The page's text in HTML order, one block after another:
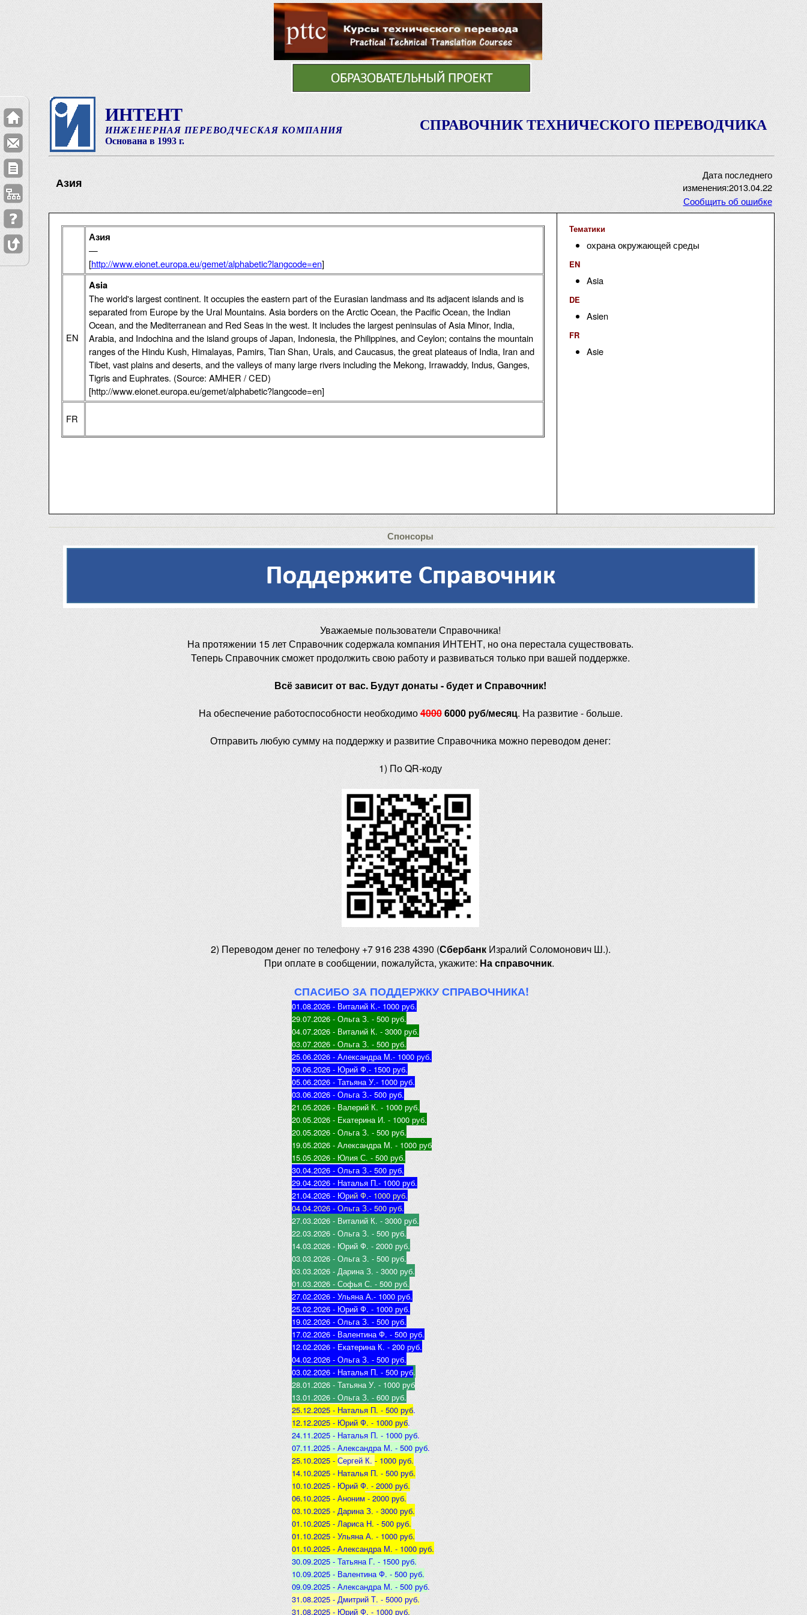
ИНТЕНТ
ИНЖЕНЕРНАЯ ПЕРЕВОДЧЕСКАЯ КОМПАНИЯ
Основана в 1993 г.
СПРАВОЧНИК ТЕХНИЧЕСКОГО ПЕРЕВОДЧИКА
Азия
Дата последнего
изменения:2013.04.22
Сообщить об ошибке
Азия
—
[http://www.eionet.europa.eu/gemet/alphabetic?langcode=en]
EN
Asia
The world's largest continent. It occupies the eastern part of the Eurasian landmass and its adjacent islands and is
separated from Europe by the Ural Mountains. Asia borders on the Arctic Ocean, the Pacific Ocean, the Indian
Ocean, and the Mediterranean and Red Seas in the west. It includes the largest peninsulas of Asia Minor, India,
Arabia, and Indochina and the island groups of Japan, Indonesia, the Philippines, and Ceylon; contains the mountain
ranges of the Hindu Kush, Himalayas, Pamirs, Tian Shan, Urals, and Caucasus, the great plateaus of India, Iran and
Tibet, vast plains and deserts, and the valleys of many large rivers including the Mekong, Irrawaddy, Indus, Ganges,
Tigris and Euphrates. (Source: AMHER / CED)
[http://www.eionet.europa.eu/gemet/alphabetic?langcode=en]
FR
Тематики
охрана окружающей среды
EN
Asia
DE
Asien
FR
Asie
Спонсоры
Уважаемые пользователи Справочника!
На протяжении 15 лет Справочник содержала компания ИНТЕНТ, но она перестала существовать.
Теперь Справочник сможет продолжить свою работу и развиваться только при вашей поддержке.
Всё зависит от вас. Будут донаты - будет и Справочник!
На обеспечение работоспособности необходимо40006000 руб/месяц. На развитие - больше.
Отправить любую сумму на поддержку и развитие Справочника можно переводом денег:
1) По QR-коду
2) Переводом денег по телефону +7 916 238 4390 (Сбербанк Изралий Соломонович Ш.).
При оплате в сообщении, пожалуйста, укажите: На справочник.
СПАСИБО ЗА ПОДДЕРЖКУ СПРАВОЧНИКА!
01.08.2026 - Виталий К.- 1000 руб.
29.07.2026 - Ольга З. - 500 руб.
04.07.2026 - Виталий К. - 3000 руб.
03.07.2026 - Ольга З. - 500 руб.
25.06.2026 - Александра М.- 1000 руб.
09.06.2026 - Юрий Ф.- 1500 руб.
05.06.2026 - Татьяна У.- 1000 руб.
03.06.2026 - Ольга З.- 500 руб.
21.05.2026 - Валерий К. - 1000 руб.
20.05.2026 - Екатерина И. - 1000 руб.
20.05.2026 - Ольга З. - 500 руб.
19.05.2026 - Александра М. - 1000 руб
15.05.2026 - Юлия С. - 500 руб.
30.04.2026 - Ольга З.- 500 руб.
29.04.2026 - Наталья П.- 1000 руб.
21.04.2026 - Юрий Ф.- 1000 руб.
04.04.2026 - Ольга З.- 500 руб.
27.03.2026 - Виталий К. - 3000 руб.
22.03.2026 - Ольга З. - 500 руб.
14.03.2026 - Юрий Ф. - 2000 руб.
03.03.2026 - Ольга З. - 500 руб.
03.03.2026 - Дарина З. - 3000 руб.
01.03.2026 - Софья С. - 500 руб.
27.02.2026 - Ульяна А.- 1000 руб.
25.02.2026 - Юрий Ф. - 1000 руб.
19.02.2026 - Ольга З. - 500 руб.
17.02.2026 - Валентина Ф. - 500 руб.
12.02.2026 - Екатерина К. - 200 руб.
04.02.2026 - Ольга З. - 500 руб.
03.02.2026 - Наталья П. - 500 руб.
28.01.2026 - Татьяна У. - 1000 руб
13.01.2026 - ОльгаЗ. - 600 руб.
25.12.2025 - Наталья П. - 500 руб.
12.12.2025 - Юрий Ф. - 1000 руб.
24.11.2025 - Наталья П. - 1000 руб.
07.11.2025 - Александра М. - 500 руб.
25.10.2025 - Сергей К. - 1000 руб.
14.10.2025 - Наталья П. - 500 руб.
10.10.2025 - Юрий Ф. - 2000 руб.
06.10.2025 - Аноним - 2000 руб.
03.10.2025 - Дарина З. - 3000 руб.
01.10.2025 - Лариса Н. - 500 руб.
01.10.2025 - Ульяна А. - 1000 руб.
01.10.2025 - Александра М. - 1000 руб.
30.09.2025 - Татьяна Г. - 1500 руб.
10.09.2025 - Валентина Ф. - 500 руб.
09.09.2025 - Александра М. - 500 руб.
31.08.2025 - Дмитрий Т. - 5000 руб.
31.08.2025 - Юрий Ф. - 1000 руб.